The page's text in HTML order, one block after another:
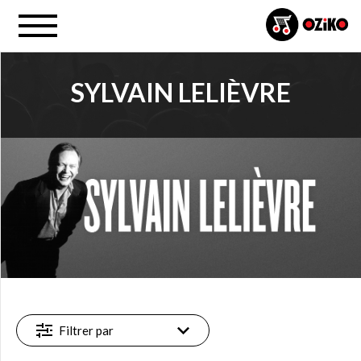
SYLVAIN LELIÈVRE
Sylvain Lelièvre (15)
FILTRE
Nouveauté
(1)
Vedette
(1)Filtrer par